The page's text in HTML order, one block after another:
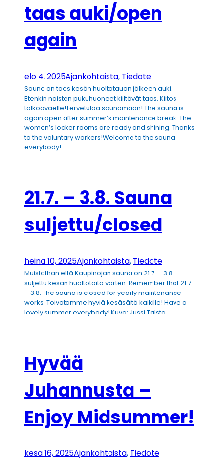
taas auki/open
again
elo 4, 2025Ajankohtaista, Tiedote
Sauna on taas kesän huoltotauon jälkeen auki.
Etenkin naisten pukuhuoneet kiiltävät taas. Kiitos
talkooväelle!Tervetuloa saunomaan! The sauna is
again open after summer’s maintenance break. The
women’s locker rooms are ready and shining. Thanks
to the voluntary workers!Welcome to the sauna
everybody!
21.7. – 3.8. Sauna
suljettu/closed
heinä 10, 2025Ajankohtaista, Tiedote
Muistathan että Kaupinojan sauna on 21.7. – 3.8.
suljettu kesän huoltotöitä varten. Remember that 21.7.
– 3.8. The sauna is closed for yearly maintenance
works. Toivotamme hyviä kesäsäitä kaikille! Have a
lovely summer everybody! Kuva: Jussi Talsta.
Hyvää
Juhannusta –
Enjoy Midsummer!
kesä 16, 2025Ajankohtaista, Tiedote